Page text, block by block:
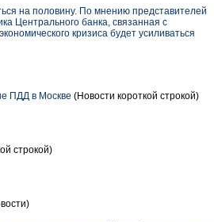
на половину. По мнению представителей
Центрального банка, связанная с
кризиса будет усиливаться
ПДД в Москве (Новости короткой строкой)
строкой)